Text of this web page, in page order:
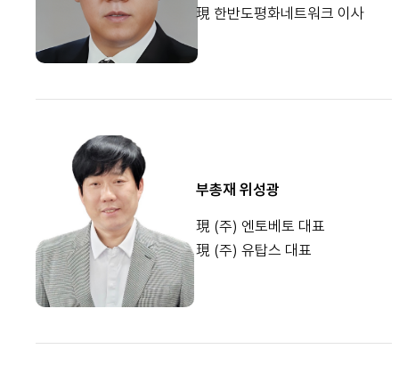
現 한반도평화네트워크 이사
부총재 위성광
現 (주) 엔토베토 대표
現 (주) 유탑스 대표